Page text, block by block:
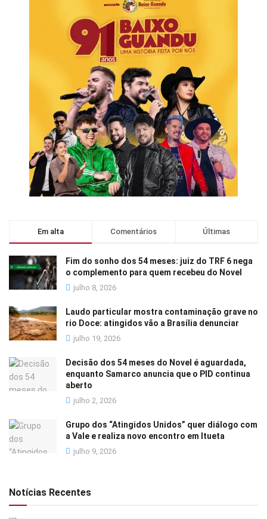
Em alta Comentários Últimas
Fim do sonho dos 54 meses: juiz do TRF 6 nega
o complemento para quem recebeu do Novel
julho 8, 2026
Laudo particular mostra contaminação grave no
rio Doce: atingidos vão a Brasília denunciar
julho 19, 2026
Decisão dos 54 meses do Novel é aguardada,
enquanto Samarco anuncia que o PID continua
aberto
julho 2, 2026
Grupo dos “Atingidos Unidos” quer diálogo com
a Vale e realiza novo encontro em Itueta
julho 9, 2026
Notícias Recentes